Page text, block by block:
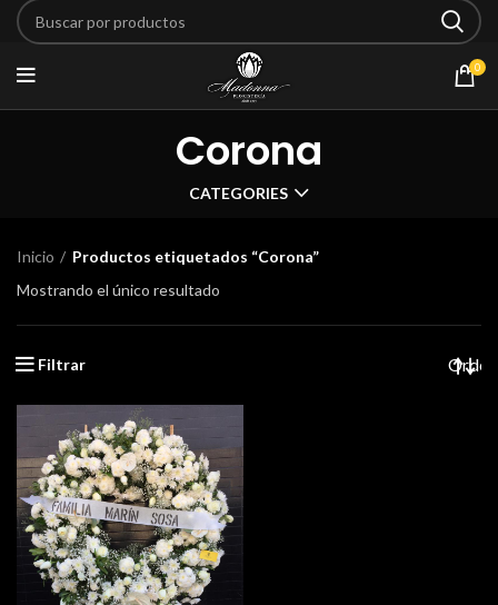
0
Corona
CATEGORIES
Inicio
Productos etiquetados “Corona”
Mostrando el único resultado
Filtrar